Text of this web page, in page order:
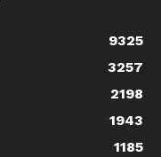
9325
3257
2198
1943
1185